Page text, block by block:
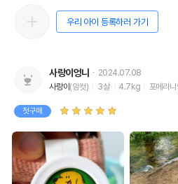
우리 아이 등록하러 가기
사랑이엉니
2024.07.08
사랑이 (암컷) 3살 4.7kg 포메라니
첫구매